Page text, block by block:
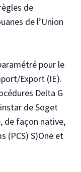
de
de l’Union
pour le
Export (IE).
Delta G
de Soget
de façon native,
(PCS) S)One et